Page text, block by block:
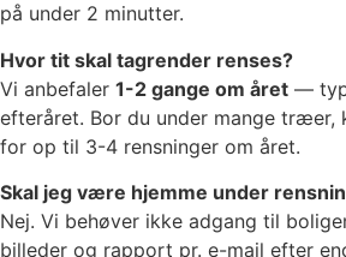
på under 2 minutter.
Hvor tit skal tagrender renses?
Vi anbefaler 1-2 gange om året —
efteråret. Bor du under mange
for op til 3-4 rensninger om året.
Skal jeg være hjemme under
Nej. Vi behøver ikke adgang til
billeder og rapport pr. e-mail efter